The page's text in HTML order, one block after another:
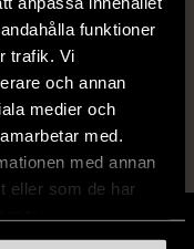
funktioner
trafik. Vi
och annan
medier och
med.
med annan
eller som de har